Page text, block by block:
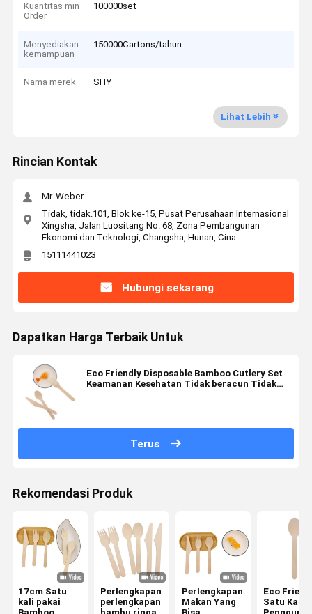
Kuantitas min
Order
100000set
Menyediakan
kemampuan
150000Cartons/tahun
Nama merek SHY
Lihat Lebih
Rincian Kontak
Mr. Weber
Tidak, tidak.101, Blok ke-15, Pusat Perusahaan Internasional
Xingsha, Jalan Luositang No. 68, Zona Pembangunan
Ekonomi dan Teknologi, Changsha, Hunan, Cina
15111441023
Hubungi sekarang
Dapatkan Harga Terbaik Untuk
Eco Friendly Disposable Bamboo Cutlery Set
Keamanan Kesehatan Tidak beracun Tidak
Terus
Rekomendasi Produk
17cm Satu
kali pakai
Perlengkapan
perlengkapan
Perlengkapan
Makan Yang
Eco
Satu Kali